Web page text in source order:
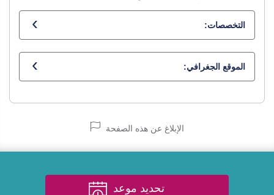
التخصصات:
أخصائي في الجراحة العامة
الموقع الجغرافي:
الإبلاغ عن هذه الصفحة
تحديد موعد